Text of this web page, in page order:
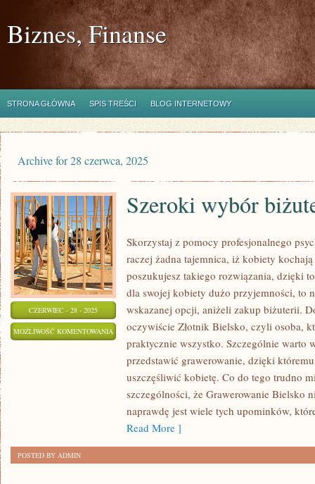
Biznes, Finanse
STRONA GŁÓWNA SPIS TREŚCI BLOG INTERNETOWY
Archive for 28 czerwca, 2025
CZERWIEC - 28 - 2025
MOŻLIWOŚĆ KOMENTOWANIA SZEROKI
WYBÓR
BIŻUTERII
KAŻDEGO
Szeroki wybór
Skorzystaj z pomocy profesjonalnego
raczej żadna tajemnica, iż kobiety
poszukujesz takiego rozwiązania, dzięki
dla swojej kobiety dużo przyjemności, to
wskazanej opcji, aniżeli zakup biżuterii.
oczywiście Złotnik Bielsko, czyli osoba,
praktycznie wszystko. Szczególnie warto
przedstawić grawerowanie, dzięki
uszczęśliwić kobietę. Co do tego trudno
szczególności, że Grawerowanie Bielsko
naprawdę jest wiele tych upominków,
Read More ]
POSTED BY ADMIN